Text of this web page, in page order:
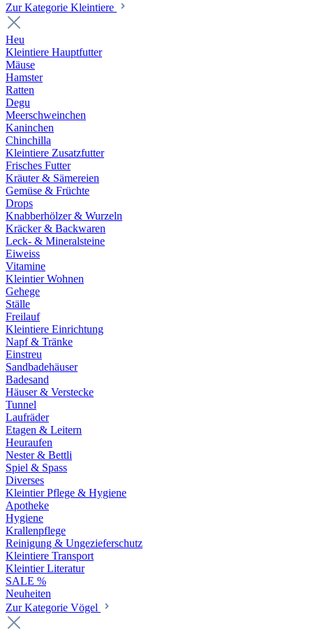
Zur Kategorie Kleintiere
Heu
Kleintiere Hauptfutter
Mäuse
Hamster
Ratten
Degu
Meerschweinchen
Kaninchen
Chinchilla
Kleintiere Zusatzfutter
Frisches Futter
Kräuter & Sämereien
Gemüse & Früchte
Drops
Knabberhölzer & Wurzeln
Kräcker & Backwaren
Leck- & Mineralsteine
Eiweiss
Vitamine
Kleintier Wohnen
Gehege
Ställe
Freilauf
Kleintiere Einrichtung
Napf & Tränke
Einstreu
Sandbadehäuser
Badesand
Häuser & Verstecke
Tunnel
Laufräder
Etagen & Leitern
Heuraufen
Nester & Bettli
Spiel & Spass
Diverses
Kleintier Pflege & Hygiene
Apotheke
Hygiene
Krallenpflege
Reinigung & Ungezieferschutz
Kleintiere Transport
Kleintier Literatur
SALE %
Neuheiten
Zur Kategorie Vögel